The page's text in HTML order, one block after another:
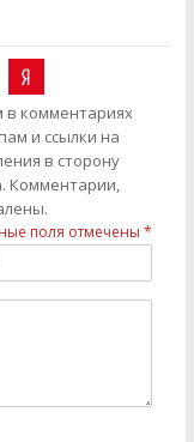
комментариях
и ссылки на
в сторону
Комментарии,
поля отмечены *